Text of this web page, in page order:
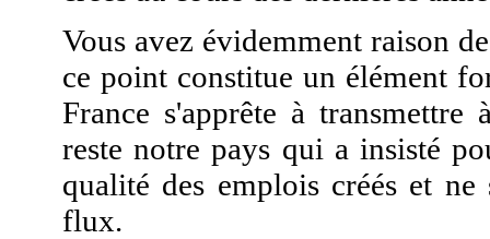
Vous avez évidemment raison
ce point constitue un élément
France s'apprête à transmettre
reste notre pays qui a insisté
qualité des emplois créés et
flux.